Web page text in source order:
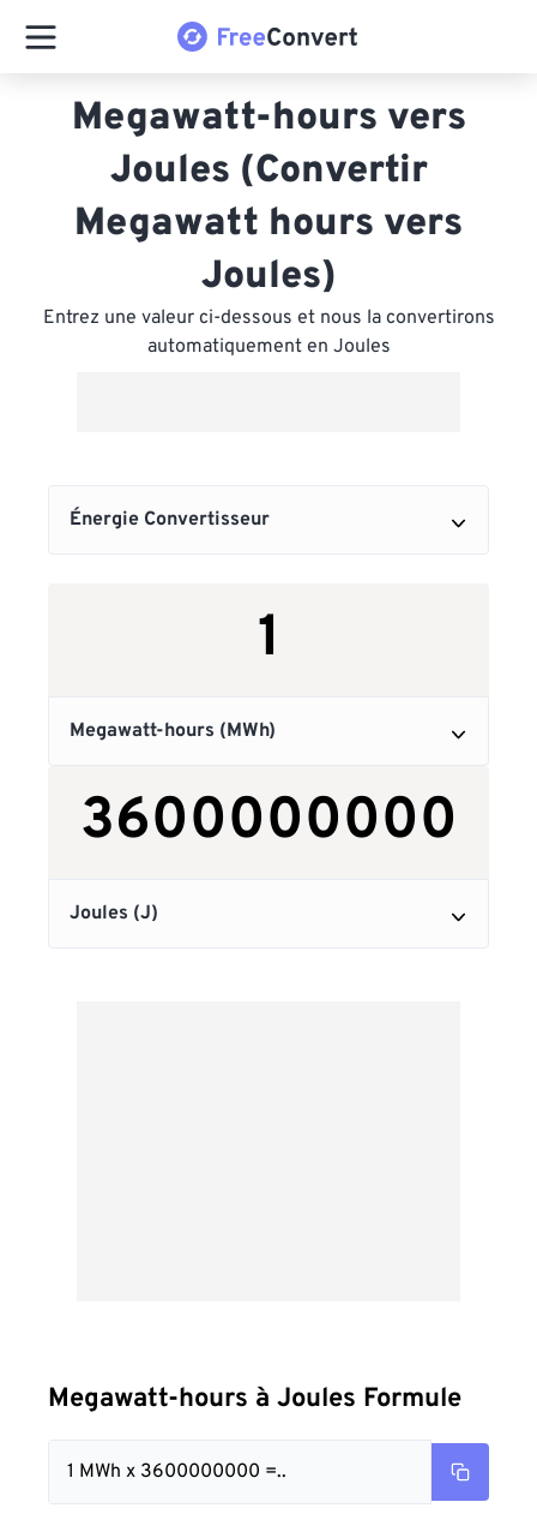
Megawatt-hours vers
Joules (Convertir
Megawatt hours vers
Joules)
Entrez une valeur ci-dessous et nous la convertirons
automatiquement en Joules
Megawatt-hours à Joules Formule
1 MWh x 3600000000 =..